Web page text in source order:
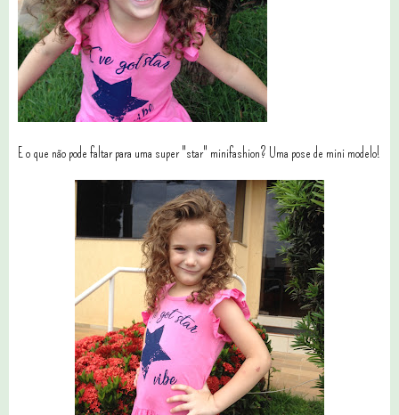
E o que não pode faltar para uma super "star" minifashion? Uma pose de mini modelo!